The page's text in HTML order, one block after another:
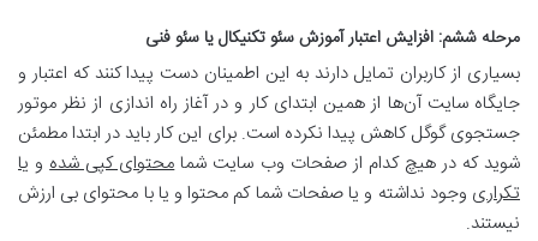
مرحله ششم: افزایش اعتبار آموزش سئو تکنیکال یا سئو فنی
بسیاری از کاربران تمایل دارند به این‌ اطمینان دست پیدا کنند که اعتبار و
جایگاه سایت آن‌ها از همین ابتدای کار و در آغاز راه اندازی از نظر موتور
جستجوی گوگل کاهش پیدا نکرده است. برای این کار باید در ابتدا مطمئن
شوید که در هیچ کدام از صفحات وب سایت شمامحتوای کپی شدهو یا
تکراری وجود نداشته و یا صفحات شما کم محتوا و یا با محتوای بی ارزش
نیستند.